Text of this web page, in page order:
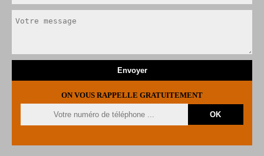
ON VOUS RAPPELLE GRATUITEMENT